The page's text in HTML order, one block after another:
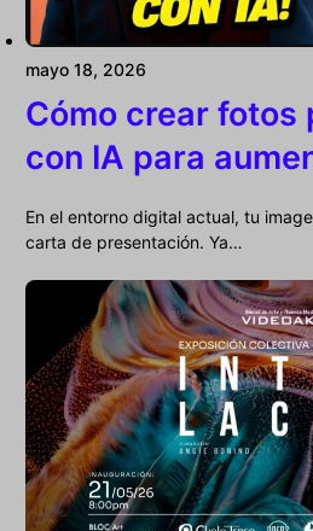
mayo 18, 2026
Cómo crear fotos
con IA para
En el entorno digital actual, tu
carta de presentación. Ya…